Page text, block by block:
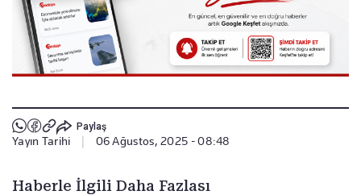
Paylaş
Yayın Tarihi 06 Ağustos, 2025 - 08:48
Haberle İlgili Daha Fazlası